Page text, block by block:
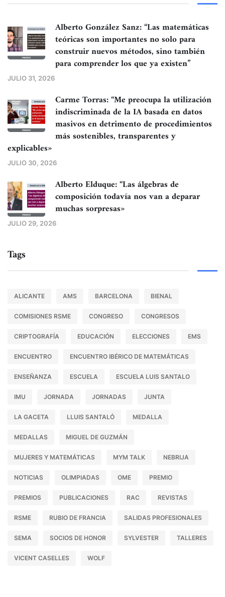
Alberto González Sanz: “Las matemáticas
teóricas son importantes no solo para
construir nuevos métodos, sino también
para comprender los que ya existen”
JULIO 31, 2026
Carme Torras: “Me preocupa la utilización
indiscriminada de la IA basada en datos
masivos en detrimento de procedimientos
más sostenibles, transparentes y
explicables»
JULIO 30, 2026
Alberto Elduque: “Las álgebras de
composición todavía nos van a deparar
muchas sorpresas»
JULIO 29, 2026
Tags
ALICANTE AMS BARCELONA BIENAL
COMISIONES RSME CONGRESO CONGRESOS
CRIPTOGRAFÍA EDUCACIÓN ELECCIONES EMS
ENCUENTRO ENCUENTRO IBÉRICO DE MATEMÁTICAS
ENSEÑANZA ESCUELA ESCUELA LUIS SANTALO
IMU JORNADA JORNADAS JUNTA
LA GACETA LLUIS SANTALÓ MEDALLA
MEDALLAS MIGUEL DE GUZMÁN
MUJERES Y MATEMÁTICAS MYM TALK NEBRIJA
NOTICIAS OLIMPIADAS OME PREMIO
PREMIOS PUBLICACIONES RAC REVISTAS
RSME RUBIO DE FRANCIA SALIDAS PROFESIONALES
SEMA SOCIOS DE HONOR SYLVESTER TALLERES
VICENT CASELLES WOLF